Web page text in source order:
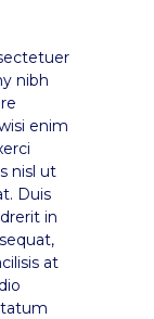
nibh
enim
nisl ut
Duis
in
at